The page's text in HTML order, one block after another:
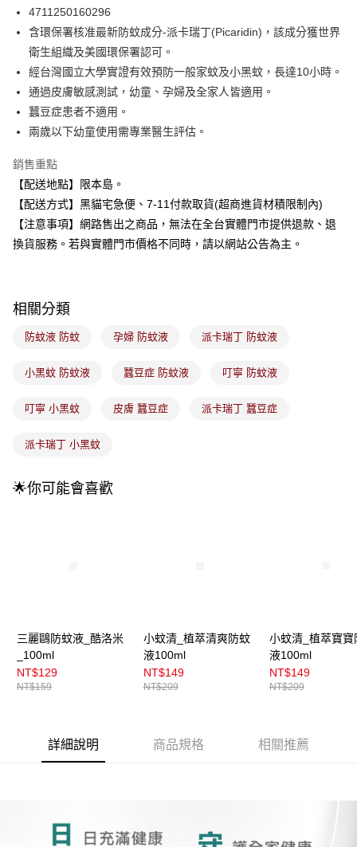
華南商業銀行
上海商業儲蓄銀行
台北富邦商業銀行
國泰世華商業銀行
臺灣中小企業銀行
台中商業銀行
匯豐（台灣）商業銀行
華泰商業銀行
聯邦商業銀行
遠東國際商業銀行
元大商業銀行
玉山商業銀行
星展（台灣）商業銀行
台灣樂天信用卡公司
LINE Pay
Apple Pay
街口支付
全盈+PAY
大哥付你分期
相關說明
【大哥付你分期使用說明】
成交易。
4.訂單成立30分鐘內，如未前往確認交易或遇審核未通過，訂單將自動取
【繳款方式說明】
醒簡訊。
1.本服務係由「台灣大哥大股份有限公司」（以下簡稱本公司）所提供，讓
用戶於交易時，得透過本服務購買商品或服務，並由商店將買賣／分期付款
運送方式
付款後全家取貨
每筆NT$100，滿NT$899(含以上)免運費
付款後7-11取貨
4711250160296
含環保署核准最新防蚊成分-派卡瑞丁(Picaridin)，該成分獲世界
衛生組織及美國環保署認可。
經台灣國立大學實證有效預防一般家蚊及小黑蚊，長達10小時。
通過皮膚敏感測試，幼童、孕婦及全家人皆適用。
蠶豆症患者不適用。
兩歲以下幼童使用需專業醫生評估。
銷售重點
【配送地點】限本島。
【配送方式】黑貓宅急便、7-11付款取貨(超商進貨材積限制內)
【注意事項】網路售出之商品，無法在全台實體門市提供退款、退
換貨服務。若與實體門市價格不同時，請以網站公告為主。
相關分類
防蚊液 防蚊 孕婦 防蚊液 派卡瑞丁 防蚊液
小黑蚊 防蚊液 蠶豆症 防蚊液 叮寧 防蚊液
叮寧 小黑蚊 皮膚 蠶豆症 派卡瑞丁 蠶豆症
派卡瑞丁 小黑蚊
🌟你可能會喜歡
三麗鷗防蚊液_酷洛米
_100ml
NT$129
NT$159
小蚊清_植萃清爽防蚊
液100ml
NT$149
NT$209
小蚊清_植萃寶寶
液100ml
NT$149
NT$209
詳細說明 商品規格 相關推薦